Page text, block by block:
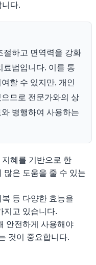
다.
절하고 면역력을 강화
료법입니다. 이를 통
할 수 있지만, 개인
므로 전문가와의 상
병행하여 사용하는
많은 도움을 줄 수 있는
등 다양한 효능을
지고 있습니다.
안전하게 사용해야
것이 중요합니다.